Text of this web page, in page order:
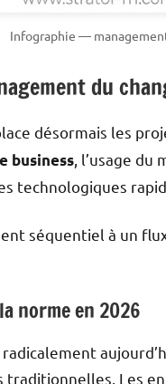
Infographie —
du
désormais les
business , l’usage
technologiques
séquentiel à un
norme en 2026
traditionnelles. Les